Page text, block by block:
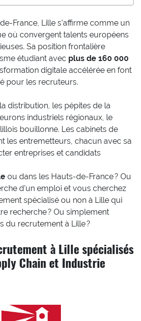
France, Lille s’affirme comme un
où convergent talents européens
Sa position frontalière
étudiant avec plus de 160 000
digitale accélérée en font
pour les recruteurs.
distribution, les pépites de la
industriels régionaux, le
bouillonne. Les cabinets de
les entremetteurs, chacun avec sa
entreprises et candidats
ou dans les Hauts-de-France ? Ou
d’un emploi et vous cherchez
spécialisé ou non à Lille qui
recherche ? Ou simplement
du recrutement à Lille ?
à Lille spécialisés
Chain et Industrie